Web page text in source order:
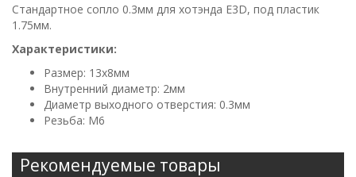
Стандартное сопло 0.3мм для хотэнда E3D, под пластик
1.75мм.
Характеристики:
Размер: 13х8мм
Внутренний диаметр: 2мм
Диаметр выходного отверстия: 0.3мм
Резьба: М6
Рекомендуемые товары